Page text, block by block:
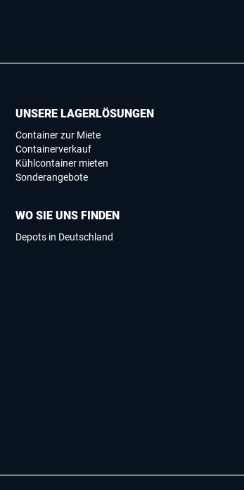
UNSERE LAGERLÖSUNGEN
Container zur Miete
Containerverkauf
Kühlcontainer mieten
Sonderangebote
WO SIE UNS FINDEN
Depots in Deutschland